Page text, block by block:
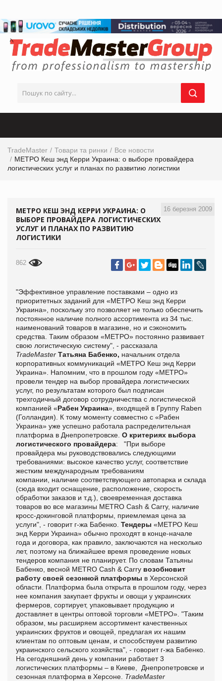
TradeMaster Товари та ринки
Все новости
МЕТРО Кеш энд Керри Украина: о выборе провайдера
логистических услуг и планах по развитию логистики
16 березня 2009
МЕТРО КЕШ ЭНД КЕРРИ УКРАИНА: О
ВЫБОРЕ ПРОВАЙДЕРА ЛОГИСТИЧЕСКИХ
УСЛУГ И ПЛАНАХ ПО РАЗВИТИЮ
ЛОГИСТИКИ
862
"Эффективное управление поставками – одно из
приоритетных заданий для «МЕТРО Кеш энд Керри
Украина», поскольку это позволяет не только обеспечить
постоянное наличие полного ассортимента из 34 тыс.
наименований товаров в магазине, но и сэкономить
средства. Таким образом «МЕТРО» постоянно развивает
свою логистическую систему", - рассказала
TradeMaster Татьяна Бабенко, начальник отдела
корпоративных коммуникаций «МЕТРО Кеш энд Керри
Украина». Напомним, что в прошлом году «МЕТРО»
провели тендер на выбор провайдера логистических
услуг, по результатам которого был подписан
трехгодичный договор сотрудничества с логистической
компанией «Рабен Украина», входящей в Группу Raben
(Голландия). К тому моменту совместно с «Рабен
Украина» уже успешно работала распределительная
платформа в Днепропетровске. О критериях выбора
логистического провайдера: "При выборе
провайдера мы руководствовались следующими
требованиями: высокое качество услуг, соответствие
жестким международным требованиям
компании, наличие соответствующего автопарка и склада
(сюда входит оснащение, расположение, скорость
обработки заказов и т.д.), своевременная доставка
товаров во все магазины METRO Cash & Carry, наличие
кросс-докинговой платформы, приемлемая цена за
услуги", - говорит г-жа Бабенко. Тендеры «МЕТРО Кеш
энд Керри Украина» обычно проходят в конце-начале
года и договора, как правило, заключаются на несколько
лет, поэтому на ближайшее время проведение новых
тендеров компания не планирует. По словам Татьяны
Бабенко, весной METRO Cash & Carry возобновит
работу своей сезонной платформы в Херсонской
области. Платформа была открыта в прошлом году, через
нее компания закупает фрукты и овощи у украинских
фермеров, сортирует, упаковывает продукцию и
доставляет в центры оптовой торговли «МЕТРО». "Таким
образом, мы расширяем ассортимент качественных
украинских фруктов и овощей, предлагая их нашим
клиентам по оптовым ценам, и способствуем развитию
украинского сельского хозяйства", - говорит г-жа Бабенко.
На сегодняшний день у компании работает 3
логистических платформы – в Киеве, Днепропетровске и
сезонная платформа в Херсоне. TradeMaster